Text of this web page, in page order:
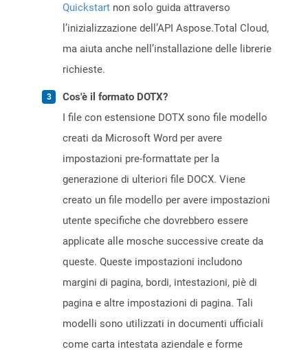
Quickstart non solo guida attraverso
l’inizializzazione dell’API Aspose.Total Cloud,
ma aiuta anche nell’installazione delle librerie
richieste.
Cos'è il formato DOTX?
I file con estensione DOTX sono file modello
creati da Microsoft Word per avere
impostazioni pre-formattate per la
generazione di ulteriori file DOCX. Viene
creato un file modello per avere impostazioni
utente specifiche che dovrebbero essere
applicate alle mosche successive create da
queste. Queste impostazioni includono
margini di pagina, bordi, intestazioni, piè di
pagina e altre impostazioni di pagina. Tali
modelli sono utilizzati in documenti ufficiali
come carta intestata aziendale e forme